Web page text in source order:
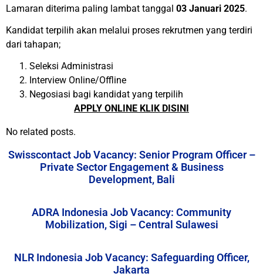
Lamaran diterima paling lambat tanggal 03 Januari 2025.
Kandidat terpilih akan melalui proses rekrutmen yang terdiri
dari tahapan;
Seleksi Administrasi
Interview Online/Offline
Negosiasi bagi kandidat yang terpilih
APPLY ONLINE KLIK DISINI
No related posts.
Swisscontact Job Vacancy: Senior Program Officer –
Private Sector Engagement & Business
Development, Bali
ADRA Indonesia Job Vacancy: Community
Mobilization, Sigi – Central Sulawesi
NLR Indonesia Job Vacancy: Safeguarding Officer,
Jakarta